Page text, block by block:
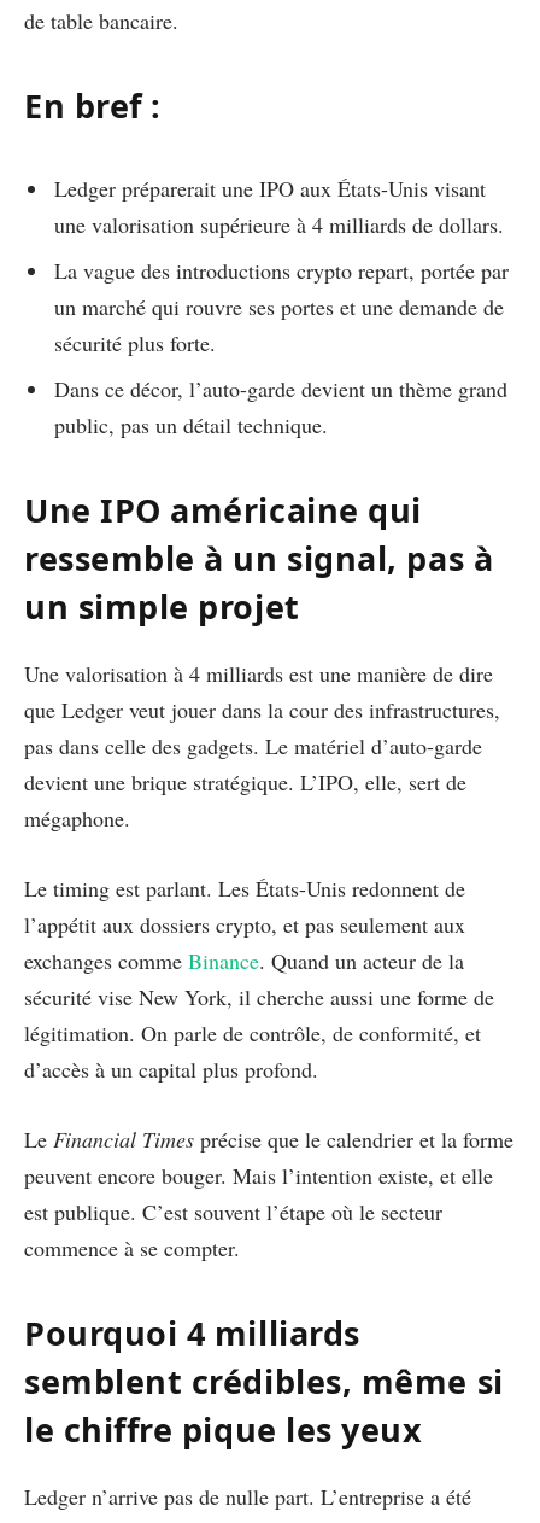
de table bancaire.
En bref :
Ledger préparerait une IPO aux États-Unis visant
une valorisation supérieure à 4 milliards de dollars.
La vague des introductions crypto repart, portée par
un marché qui rouvre ses portes et une demande de
sécurité plus forte.
Dans ce décor, l’auto-garde devient un thème grand
public, pas un détail technique.
Une IPO américaine qui
ressemble à un signal, pas à
un simple projet
Une valorisation à 4 milliards est une manière de dire
que Ledger veut jouer dans la cour des infrastructures,
pas dans celle des gadgets. Le matériel d’auto-garde
devient une brique stratégique. L’IPO, elle, sert de
mégaphone.
Le timing est parlant. Les États-Unis redonnent de
l’appétit aux dossiers crypto, et pas seulement aux
exchanges comme Binance. Quand un acteur de la
sécurité vise New York, il cherche aussi une forme de
légitimation. On parle de contrôle, de conformité, et
d’accès à un capital plus profond.
Le Financial Times précise que le calendrier et la forme
peuvent encore bouger. Mais l’intention existe, et elle
est publique. C’est souvent l’étape où le secteur
commence à se compter.
Pourquoi 4 milliards
semblent crédibles, même si
le chiffre pique les yeux
Ledger n’arrive pas de nulle part. L’entreprise a été